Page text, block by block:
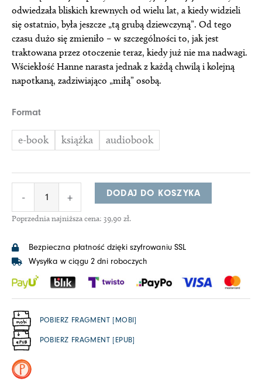
odwiedzała bliskich krewnych od wielu lat, a kiedy widzieli
się ostatnio, była jeszcze „tą grubą dziewczyną”. Od tego
czasu dużo się zmieniło – w szczególności to, jak jest
traktowana przez otoczenie teraz, kiedy już nie ma nadwagi.
Wściekłość Hanne narasta jednak z każdą chwilą i kolejną
napotkaną, zadziwiająco „miłą” osobą.
Format
e-book książka audiobook
-
nie
jestem
+ DODAJ DO KOSZYKA
Poprzednia najniższa cena: 39,90 zł.
Bezpieczna płatność dzięki szyfrowaniu SSL
Wysyłka w ciągu 2 dni roboczych
POBIERZ FRAGMENT [MOBI]
POBIERZ FRAGMENT [EPUB]